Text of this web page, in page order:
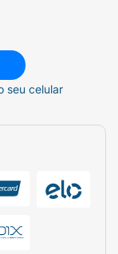
seu celular